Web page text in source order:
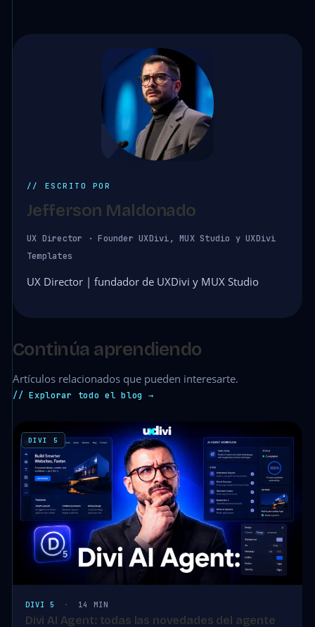
// ESCRITO POR
Jefferson Maldonado
UX Director · Founder UXDivi, MUX Studio y UXDivi
Templates
UX Director | fundador de UXDivi y MUX Studio
Continúa aprendiendo
Artículos relacionados que pueden interesarte.
// Explorar todo el blog →
DIVI 5
DIVI 5 · 14 MIN
Divi AI Agent: todas las novedades del agente